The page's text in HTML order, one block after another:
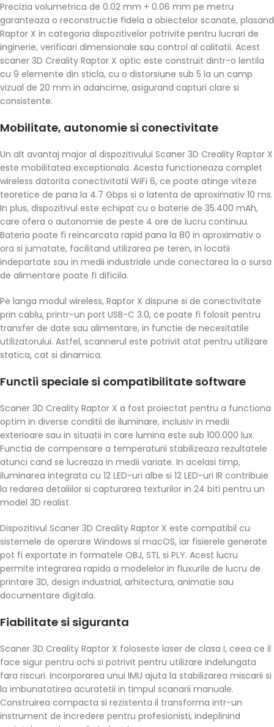
Precizia volumetrica de 0.02 mm + 0.06 mm pe metru
garanteaza o reconstructie fidela a obiectelor scanate, plasand
Raptor X in categoria dispozitivelor potrivite pentru lucrari de
inginerie, verificari dimensionale sau control al calitatii. Acest
scaner 3D Creality Raptor X optic este construit dintr-o lentila
cu 9 elemente din sticla, cu o distorsiune sub 5 la un camp
vizual de 20 mm in adancime, asigurand capturi clare si
consistente.
Mobilitate, autonomie si conectivitate
Un alt avantaj major al dispozitivului Scaner 3D Creality Raptor X
este mobilitatea exceptionala. Acesta functioneaza complet
wireless datorita conectivitatii WiFi 6, ce poate atinge viteze
teoretice de pana la 4.7 Gbps si o latenta de aproximativ 10 ms.
In plus, dispozitivul este echipat cu o baterie de 35.400 mAh,
care ofera o autonomie de peste 4 ore de lucru continuu.
Bateria poate fi reincarcata rapid pana la 80 in aproximativ o
ora si jumatate, facilitand utilizarea pe teren, in locatii
indepartate sau in medii industriale unde conectarea la o sursa
de alimentare poate fi dificila.
Pe langa modul wireless, Raptor X dispune si de conectivitate
prin cablu, printr-un port USB-C 3.0, ce poate fi folosit pentru
transfer de date sau alimentare, in functie de necesitatile
utilizatorului. Astfel, scannerul este potrivit atat pentru utilizare
statica, cat si dinamica.
Functii speciale si compatibilitate software
Scaner 3D Creality Raptor X a fost proiectat pentru a functiona
optim in diverse conditii de iluminare, inclusiv in medii
exterioare sau in situatii in care lumina este sub 100.000 lux.
Functia de compensare a temperaturii stabilizeaza rezultatele
atunci cand se lucreaza in medii variate. In acelasi timp,
iluminarea integrata cu 12 LED-uri albe si 12 LED-uri IR contribuie
la redarea detaliilor si capturarea texturilor in 24 biti pentru un
model 3D realist.
Dispozitivul Scaner 3D Creality Raptor X este compatibil cu
sistemele de operare Windows si macOS, iar fisierele generate
pot fi exportate in formatele OBJ, STL si PLY. Acest lucru
permite integrarea rapida a modelelor in fluxurile de lucru de
printare 3D, design industrial, arhitectura, animatie sau
documentare digitala.
Fiabilitate si siguranta
Scaner 3D Creality Raptor X foloseste laser de clasa I, ceea ce il
face sigur pentru ochi si potrivit pentru utilizare indelungata
fara riscuri. Incorporarea unui IMU ajuta la stabilizarea miscarii si
la imbunatatirea acuratetii in timpul scanarii manuale.
Construirea compacta si rezistenta il transforma intr-un
instrument de incredere pentru profesionisti, indeplinind